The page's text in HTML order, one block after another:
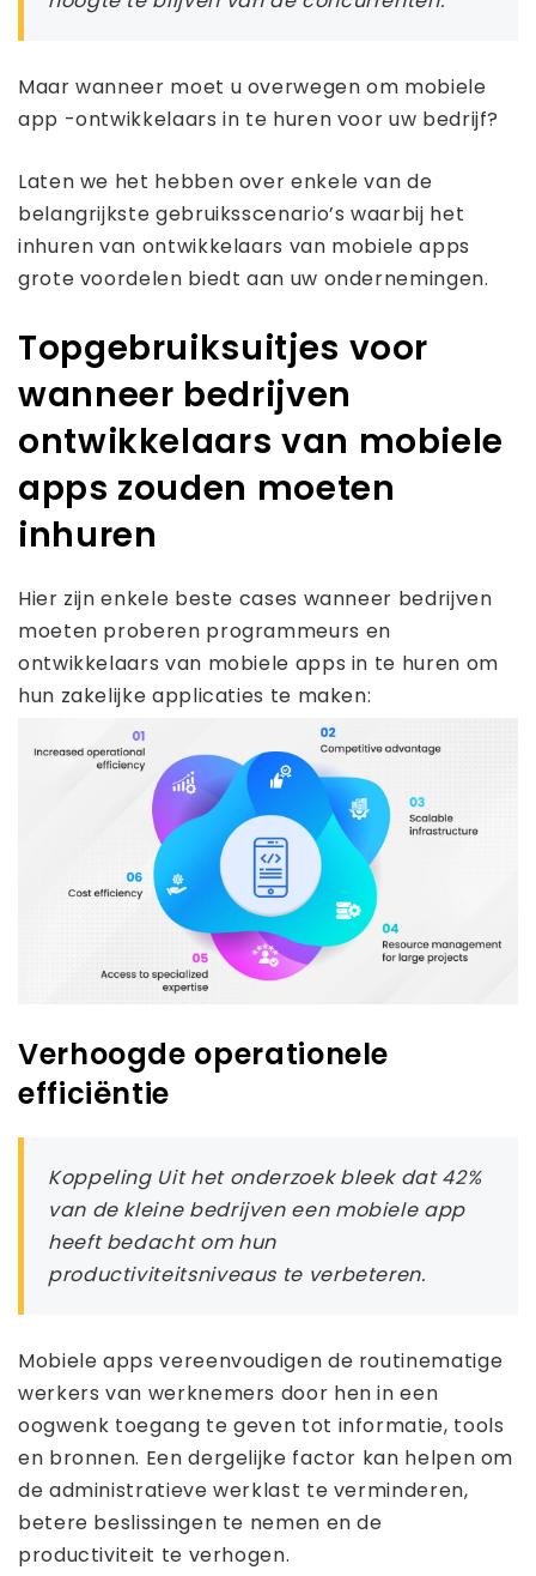
Maar wanneer moet u overwegen om mobiele
app -ontwikkelaars in te huren voor uw bedrijf?
Laten we het hebben over enkele van de
belangrijkste gebruiksscenario’s waarbij het
inhuren van ontwikkelaars van mobiele apps
grote voordelen biedt aan uw ondernemingen.
Topgebruiksuitjes voor
wanneer bedrijven
ontwikkelaars van mobiele
apps zouden moeten
inhuren
Hier zijn enkele beste cases wanneer bedrijven
moeten proberen programmeurs en
ontwikkelaars van mobiele apps in te huren om
hun zakelijke applicaties te maken:
Verhoogde operationele
efficiëntie
Koppeling Uit het onderzoek bleek dat 42%
van de kleine bedrijven een mobiele app
heeft bedacht om hun
productiviteitsniveaus te verbeteren.
Mobiele apps vereenvoudigen de routinematige
werkers van werknemers door hen in een
oogwenk toegang te geven tot informatie, tools
en bronnen. Een dergelijke factor kan helpen om
de administratieve werklast te verminderen,
betere beslissingen te nemen en de
productiviteit te verhogen.